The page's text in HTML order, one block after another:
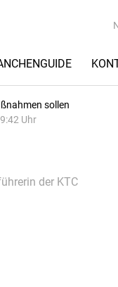
sollen
Uhr
der KTC